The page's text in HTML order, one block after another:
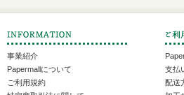
事業紹介
Papermallについて
ご利用規約
支払
配送